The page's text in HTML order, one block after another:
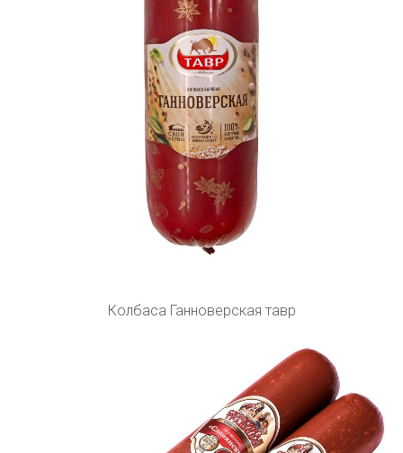
Колбаса Ганноверская тавр